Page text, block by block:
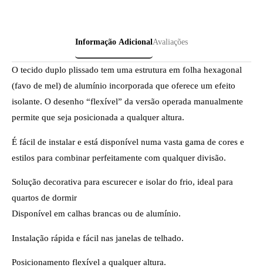
Informação AdicionalAvaliações
O tecido duplo plissado tem uma estrutura em folha hexagonal
(favo de mel) de alumínio incorporada que oferece um efeito
isolante. O desenho “flexível” da versão operada manualmente
permite que seja posicionada a qualquer altura.
É fácil de instalar e está disponível numa vasta gama de cores e
estilos para combinar perfeitamente com qualquer divisão.
Solução decorativa para escurecer e isolar do frio, ideal para
quartos de dormir
Disponível em calhas brancas ou de alumínio.
Instalação rápida e fácil nas janelas de telhado.
Posicionamento flexível a qualquer altura.